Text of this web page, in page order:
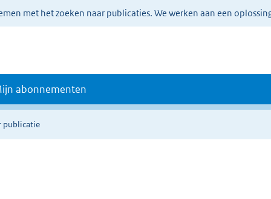
met het zoeken naar publicaties. We werken aan een
abonnementen
publicatie